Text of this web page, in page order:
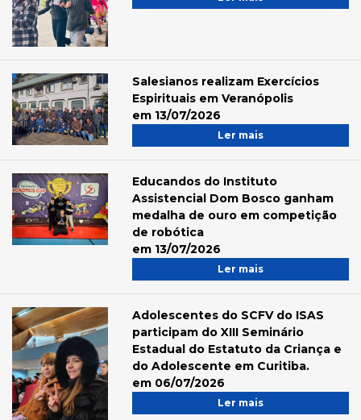
Salesianos realizam Exercícios
Espirituais em Veranópolis
em 13/07/2026
Ler mais
Educandos do Instituto
Assistencial Dom Bosco ganham
medalha de ouro em competição
de robótica
em 13/07/2026
Ler mais
Adolescentes do SCFV do ISAS
participam do XIII Seminário
Estadual do Estatuto da Criança e
do Adolescente em Curitiba.
em 06/07/2026
Ler mais